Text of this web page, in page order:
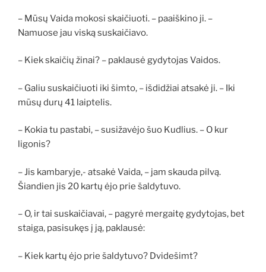
– Mūsų Vaida mokosi skaičiuoti. – paaiškino ji. –
Namuose jau viską suskaičiavo.
– Kiek skaičių žinai? – paklausė gydytojas Vaidos.
– Galiu suskaičiuoti iki šimto, – išdidžiai atsakė ji. – Iki
mūsų durų 41 laiptelis.
– Kokia tu pastabi, – susižavėjo šuo Kudlius. – O kur
ligonis?
– Jis kambaryje,- atsakė Vaida, – jam skauda pilvą.
Šiandien jis 20 kartų ėjo prie šaldytuvo.
– O, ir tai suskaičiavai, – pagyrė mergaitę gydytojas, bet
staiga, pasisukęs į ją, paklausė:
– Kiek kartų ėjo prie šaldytuvo? Dvidešimt?